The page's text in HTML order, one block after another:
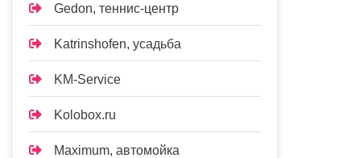
Gedon, теннис-центр
Katrinshofen, усадьба
KM-Service
Kolobox.ru
Maximum, автомойка